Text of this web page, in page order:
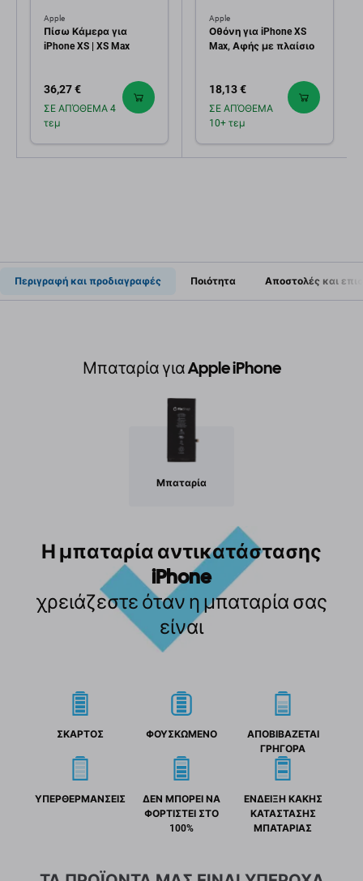
Apple
Πίσω Κάμερα για
iPhone XS | XS Max
36,27 €
ΣΕ ΑΠΌΘΕΜΑ 4
τεμ
Apple
Οθόνη για iPhone XS
Max, Αφής με πλαίσιο
18,13 €
ΣΕ ΑΠΌΘΕΜΑ
10+ τεμ
Περιγραφή και προδιαγραφές Ποιότητα Αποστολές και
Μπαταρία για Apple iPhone
Μπαταρία
Η μπαταρία αντικατάστασης
iPhone
χρειάζεστε όταν η μπαταρία σας
είναι
ΣΚΑΡΤΟΣ ΦΟΥΣΚΩΜΕΝΟ
ΑΠΟΒΙΒΑΖΕΤΑΙ
ΓΡΗΓΟΡΑ
ΥΠΕΡΘΕΡΜΑΝΣΕΙΣ
ΔΕΝ ΜΠΟΡΕΙ ΝΑ
ΦΟΡΤΙΣΤΕΙ ΣΤΟ
100%
ΕΝΔΕΙΞΗ ΚΑΚΗΣ
ΚΑΤΑΣΤΑΣΗΣ
ΜΠΑΤΑΡΙΑΣ